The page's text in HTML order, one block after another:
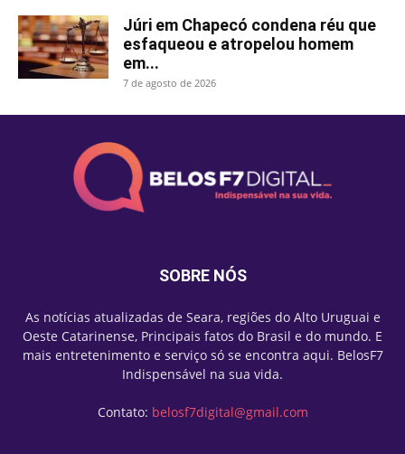
Júri em Chapecó condena réu que
esfaqueou e atropelou homem
em...
7 de agosto de 2026
SOBRE NÓS
As notícias atualizadas de Seara, regiões do Alto Uruguai e
Oeste Catarinense, Principais fatos do Brasil e do mundo. E
mais entretenimento e serviço só se encontra aqui. BelosF7
Indispensável na sua vida.
Contato: belosf7digital@gmail.com